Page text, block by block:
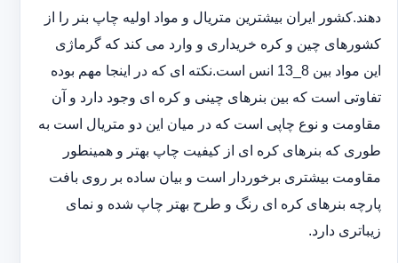
دهند.کشور ایران بیشترین متریال و مواد اولیه چاپ بنر را از
کشورهای چین و کره خریداری و وارد می کند که گرماژی
این مواد بین 8_13 انس است.نکته ای که در اینجا مهم بوده
تفاوتی است که بین بنرهای چینی و کره ای وجود دارد و آن
مقاومت و نوع چاپی است که در میان این دو متریال است به
طوری که بنرهای کره ای از کیفیت چاپ بهتر و همینطور
مقاومت بیشتری برخوردار است و بیان ساده بر روی بافت
پارچه بنرهای کره ای رنگ و طرح بهتر چاپ شده و نمای
زیباتری دارد.